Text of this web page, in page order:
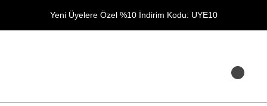
Yeni Üyelere Özel %10 İndirim Kodu: UYE10